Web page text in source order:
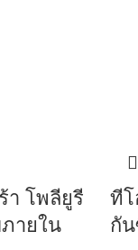
า โพลียูรี
ายใน
ทีโ
กั